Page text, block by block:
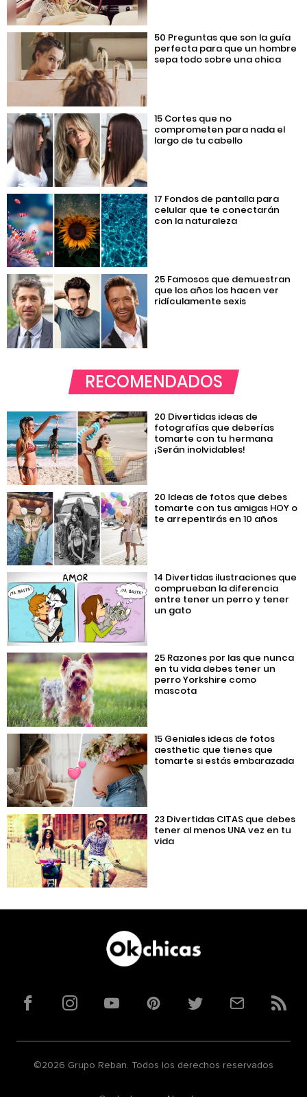
50 Preguntas que son la guía
perfecta para que un hombre
sepa todo sobre una chica
15 Cortes que no
comprometen para nada el
largo de tu cabello
17 Fondos de pantalla para
celular que te conectarán
con la naturaleza
25 Famosos que demuestran
que los años los hacen ver
ridículamente sexis
RECOMENDADOS
20 Divertidas ideas de
fotografías que deberías
tomarte con tu hermana
¡Serán inolvidables!
20 Ideas de fotos que debes
tomarte con tus amigas HOY o
te arrepentirás en 10 años
14 Divertidas ilustraciones que
comprueban la diferencia
entre tener un perro y tener
un gato
25 Razones por las que nunca
en tu vida debes tener un
perro Yorkshire como
mascota
15 Geniales ideas de fotos
aesthetic que tienes que
tomarte si estás embarazada
23 Divertidas CITAS que debes
tener al menos UNA vez en tu
vida
FacebookInstagramYouTubePinterestTwitterCorreoRSS
©2026 Grupo Reban. Todos los derechos reservados